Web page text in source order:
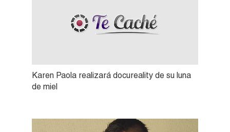
Karen Paola realizará docureality de su luna
de miel